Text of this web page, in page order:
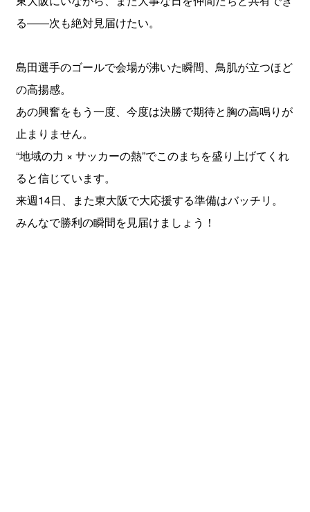
る――次も絶対見届けたい。
島田選手のゴールで会場が沸いた瞬間、鳥肌が立つほど
の高揚感。
あの興奮をもう一度、今度は決勝で期待と胸の高鳴りが
止まりません。
“地域の力 × サッカーの熱”でこのまちを盛り上げてくれ
ると信じています。
来週14日、また東大阪で大応援する準備はバッチリ。
みんなで勝利の瞬間を見届けましょう！